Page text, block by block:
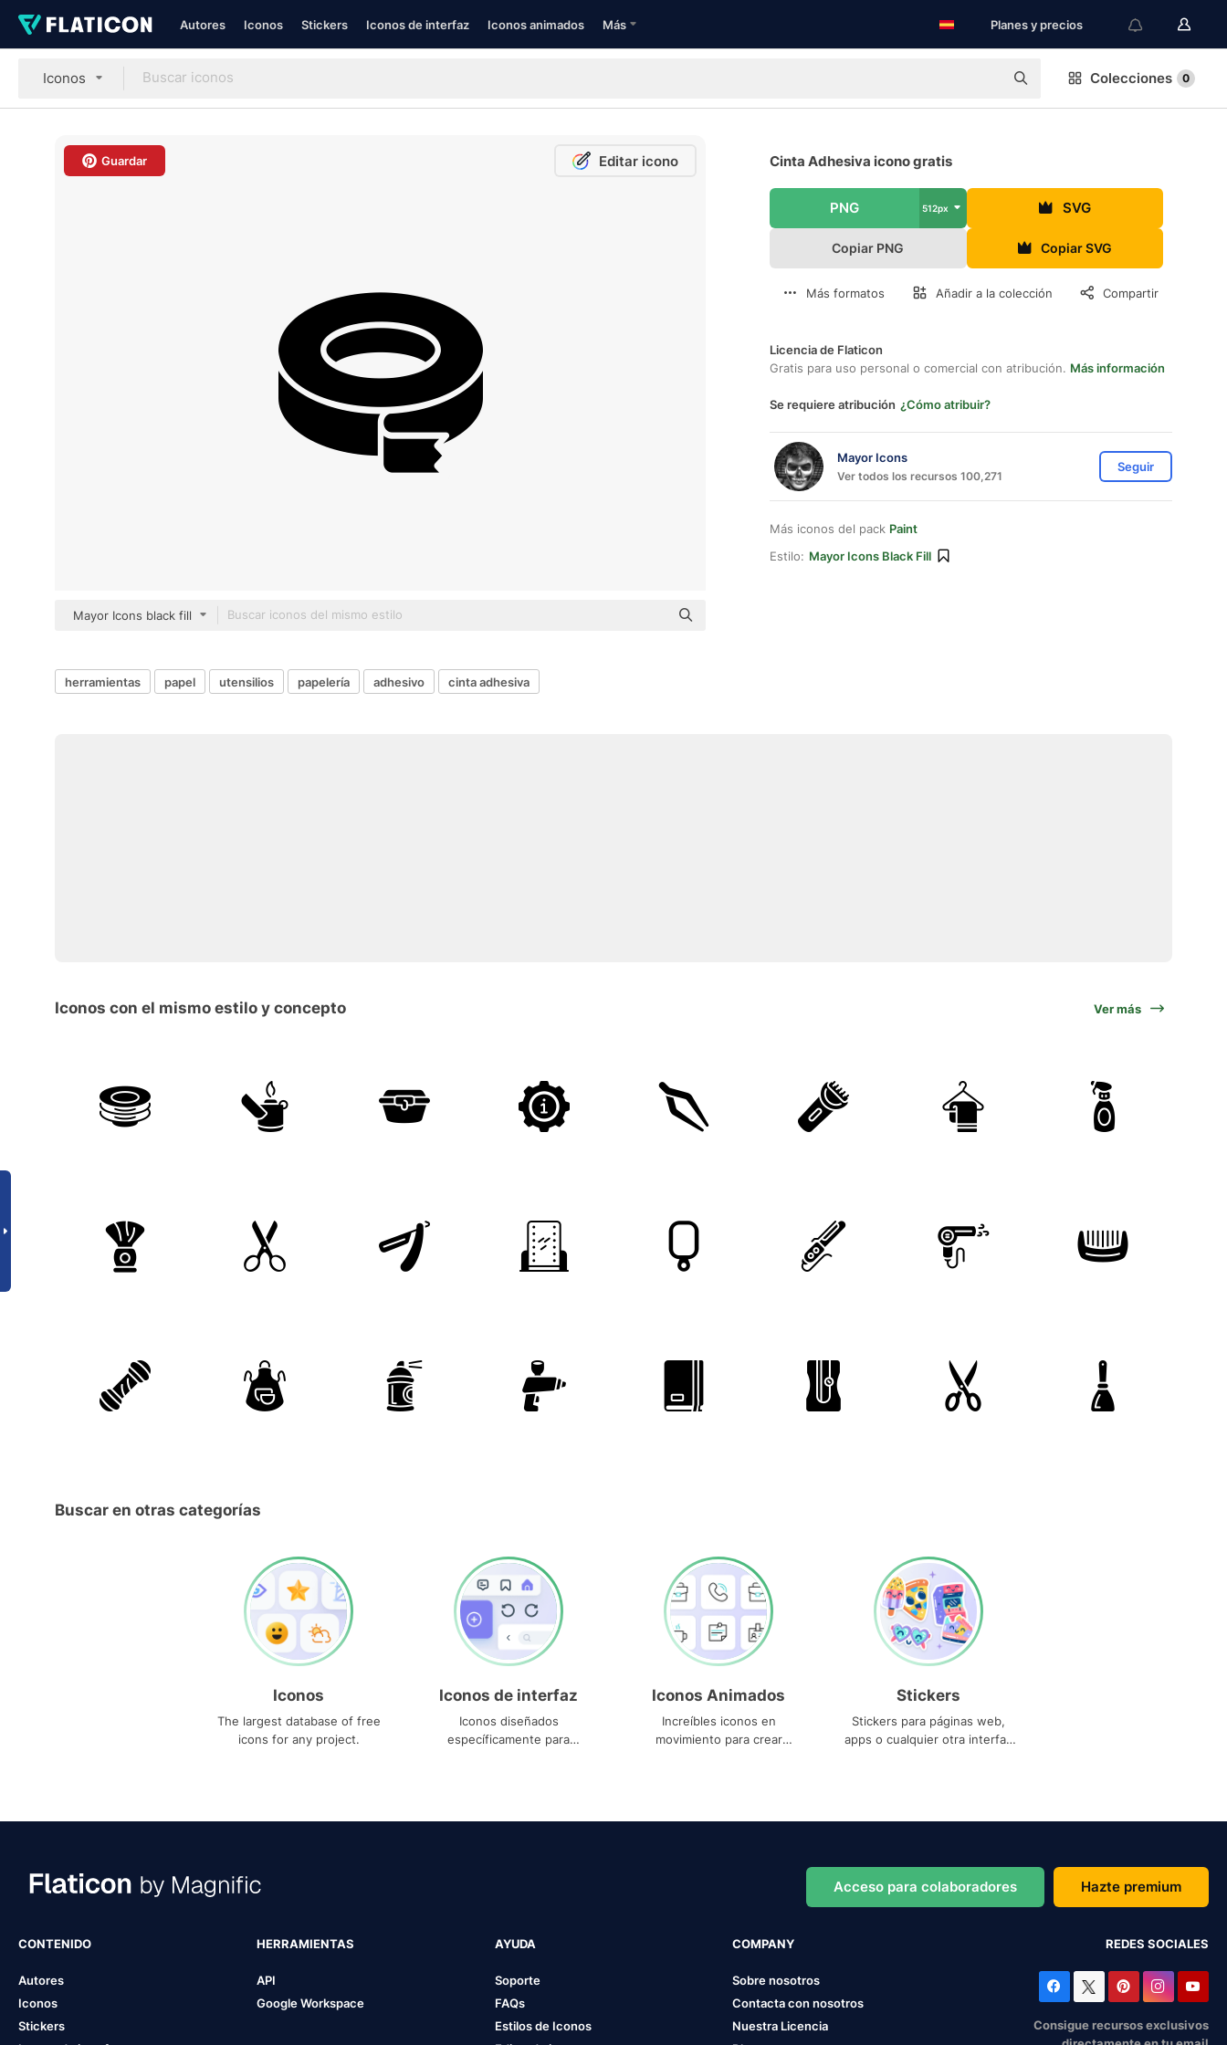
Autores Iconos Stickers Iconos de interfaz Iconos animados Más Planes y precios
Iconos Colecciones 0
Guardar Editar icono
Mayor Icons black fill
Cinta Adhesiva icono gratis
PNG 512px SVG
Copiar PNG Copiar SVG
Más formatos Añadir a la colección Compartir
Licencia de Flaticon
Gratis para uso personal o comercial con atribución. Más información
Se requiere atribución ¿Cómo atribuir?
Mayor Icons
Ver todos los recursos 100,271
Seguir
Más iconos del pack Paint
Estilo: Mayor Icons Black Fill
herramientas papel utensilios papelería adhesivo cinta adhesiva
Iconos con el mismo estilo y concepto Ver más
Buscar en otras categorías
Iconos
The largest database of free
icons for any project.
Iconos de interfaz
Iconos diseñados
específicamente para
Iconos Animados
Increíbles iconos en
movimiento para crear
Stickers
Stickers para páginas web,
apps o cualquier otra interfaz
Acceso para colaboradores Hazte premium
CONTENIDO
Autores
Iconos
Stickers
HERRAMIENTAS
API
Google Workspace
AYUDA
Soporte
FAQs
Estilos de Iconos
COMPANY
Sobre nosotros
Contacta con nosotros
Nuestra Licencia
REDES SOCIALES
Consigue recursos exclusivos